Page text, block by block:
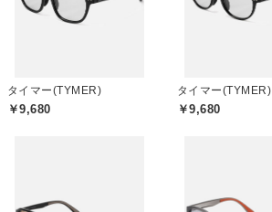
タイマー(TYMER)
￥9,680
タイマー(TYMER)
￥9,680